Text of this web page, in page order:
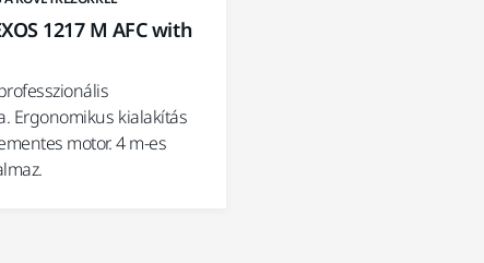
1217 M AFC with
Ergonomikus kialakítás
motor. 4 m-es